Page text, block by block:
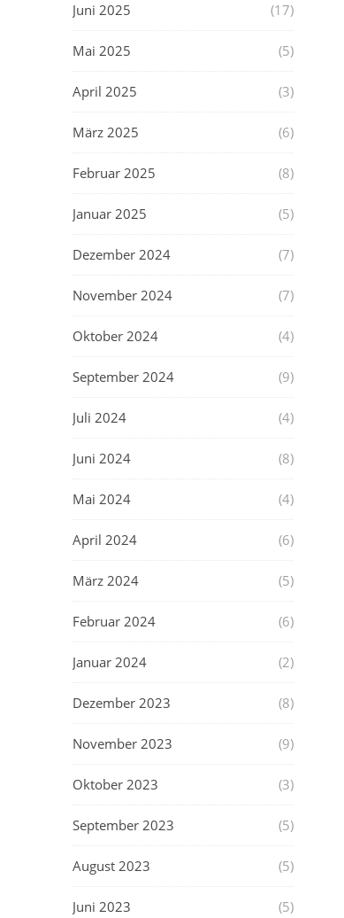
Juni 2025 (17)
Mai 2025 (5)
April 2025 (3)
März 2025 (6)
Februar 2025 (8)
Januar 2025 (5)
Dezember 2024 (7)
November 2024 (7)
Oktober 2024 (4)
September 2024 (9)
Juli 2024 (4)
Juni 2024 (8)
Mai 2024 (4)
April 2024 (6)
März 2024 (5)
Februar 2024 (6)
Januar 2024 (2)
Dezember 2023 (8)
November 2023 (9)
Oktober 2023 (3)
September 2023 (5)
August 2023 (5)
Juni 2023 (5)